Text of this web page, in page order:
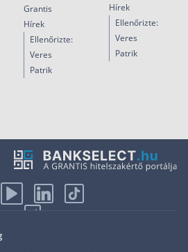
Grantis
Hírek
Ellenőrizte:
Veres
Patrik
Hírek
Ellenőrizte:
Veres
Patrik